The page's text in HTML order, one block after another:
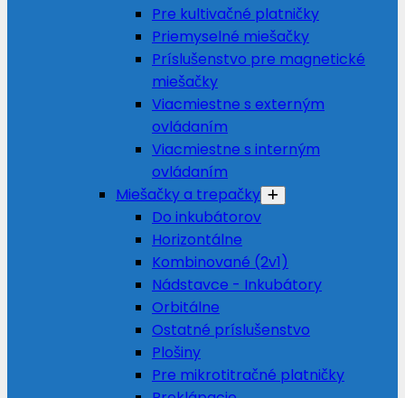
Pre kultivačné platničky
Priemyselné miešačky
Príslušenstvo pre magnetické
miešačky
Viacmiestne s externým
ovládaním
Viacmiestne s interným
ovládaním
Miešačky a trepačky
Do inkubátorov
Horizontálne
Kombinované (2v1)
Nádstavce - Inkubátory
Orbitálne
Ostatné príslušenstvo
Plošiny
Pre mikrotitračné platničky